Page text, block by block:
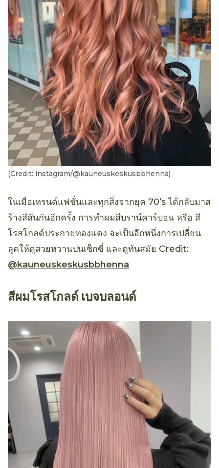
(Credit: instagram/@kauneuskeskusbbhenna)
ในเมื่อเทรนด์แฟชั่นและทุกสิ่งจากยุค 70’s ได้กลับมาส
ร้างสีสันกันอีกครั้ง การทำผมสีบราน์คาร์บอน หรือ สี
โรสโกลด์ประกายทองแดง จะเป็นอีกหนึ่งการเปลี่ยน
ลุคให้ดูสวยหวานปนเซ็กซี่ และดูทันสมัย Credit:
@kauneuskeskusbbhenna
สีผมโรสโกลด์ เบจบลอนด์